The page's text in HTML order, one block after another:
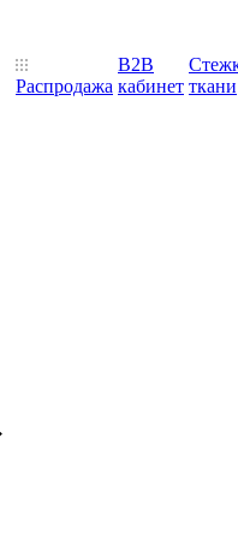
Распродажа
B2B
кабинет ткани